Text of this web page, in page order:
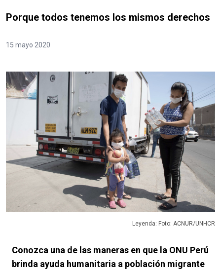
Porque todos tenemos los mismos derechos
15 mayo 2020
Leyenda: Foto: ACNUR/UNHCR
Conozca una de las maneras en que la ONU Perú
brinda ayuda humanitaria a población migrante